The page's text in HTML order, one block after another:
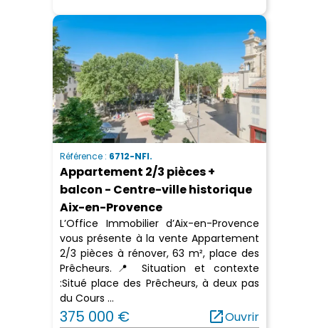
Référence : 6712-NFI.
Appartement 2/3 pièces +
balcon - Centre-ville historique
Aix-en-Provence
L’Office Immobilier d’Aix-en-Provence
vous présente à la vente Appartement
2/3 pièces à rénover, 63 m², place des
Prêcheurs.📍 Situation et contexte
:Situé place des Prêcheurs, à deux pas
du Cours ...
375 000 € open_in_newOuvrir